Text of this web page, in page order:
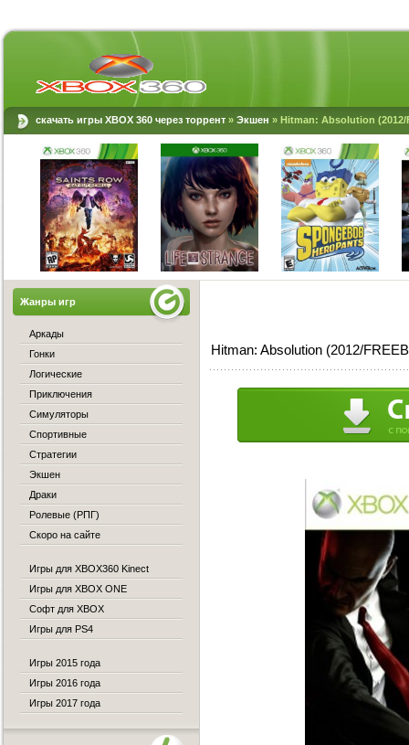
скачать игры XBOX 360 через торрент » Экшен » Hitman: Absolution (2012/
Hitman: Absolution (2012/
Жанры игр
Аркады
Гонки
Логические
Приключения
Симуляторы
Спортивные
Стратегии
Экшен
Драки
Ролевые (РПГ)
Скоро на сайте
Игры для XBOX360 Kinect
Игры для XBOX ONE
Софт для XBOX
Игры для PS4
Игры 2015 года
Игры 2016 года
Игры 2017 года